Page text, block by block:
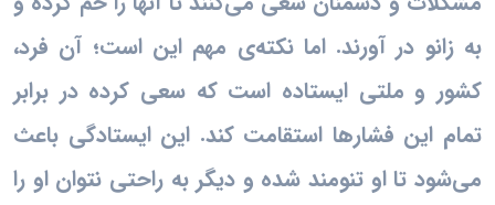
به زانو در آورند. اما نکته‌ی مهم این است؛ آن فرد،
کشور و ملتی ایستاده است که سعی کرده در برابر
تمام این فشارها استقامت کند. این ایستادگی باعث
می‌شود تا او تنومند شده و دیگر به راحتی نتوان او را